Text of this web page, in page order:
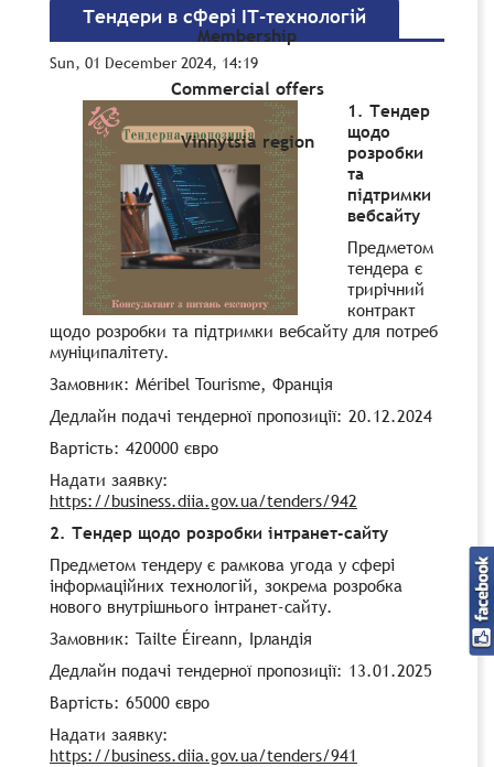
Membership
Commercial offers
Vinnytsia region
Тендери в сфері ІТ-технологій
Sun, 01 December 2024, 14:19
1. Тендер
щодо
розробки
та
підтримки
вебсайту
Предметом
тендера є
трирічний
контракт
щодо розробки та підтримки вебсайту для потреб
муніципалітету.
Замовник: Méribel Tourisme, Франція
Дедлайн подачі тендерної пропозиції: 20.12.2024
Вартість: 420000 євро
Надати заявку:
https://business.diia.gov.ua/tenders/942
2. Тендер щодо розробки інтранет-сайту
Предметом тендеру є рамкова угода у сфері
інформаційних технологій, зокрема розробка
нового внутрішнього інтранет-сайту.
Замовник: Tailte Éireann, Ірландія
Дедлайн подачі тендерної пропозиції: 13.01.2025
Вартість: 65000 євро
Надати заявку:
https://business.diia.gov.ua/tenders/941